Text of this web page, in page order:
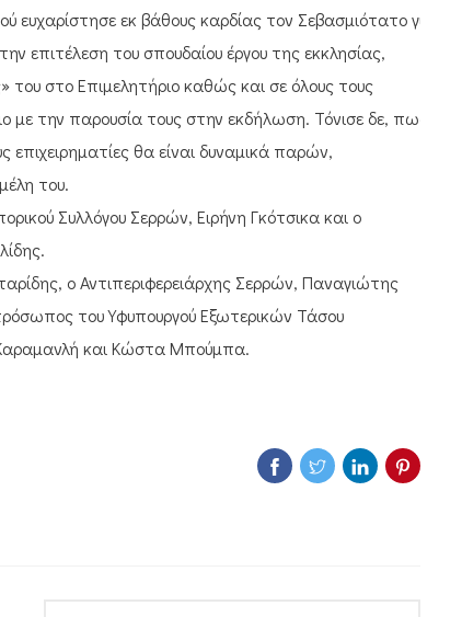
εκ βάθους καρδίας τον Σεβασμιότατο για
επιτέλεση του σπουδαίου έργου της εκκλησίας,
του στο Επιμελητήριο καθώς και σε όλους τους
με την παρουσία τους στην εκδήλωση. Τόνισε δε, πως
θα είναι δυναμικά παρών,
του.
Συλλόγου Σερρών, Ειρήνη Γκότσικα και ο
ο Αντιπεριφερειάρχης Σερρών, Παναγιώτης
του Υφυπουργού Εξωτερικών Τάσου
και Κώστα Μπούμπα.